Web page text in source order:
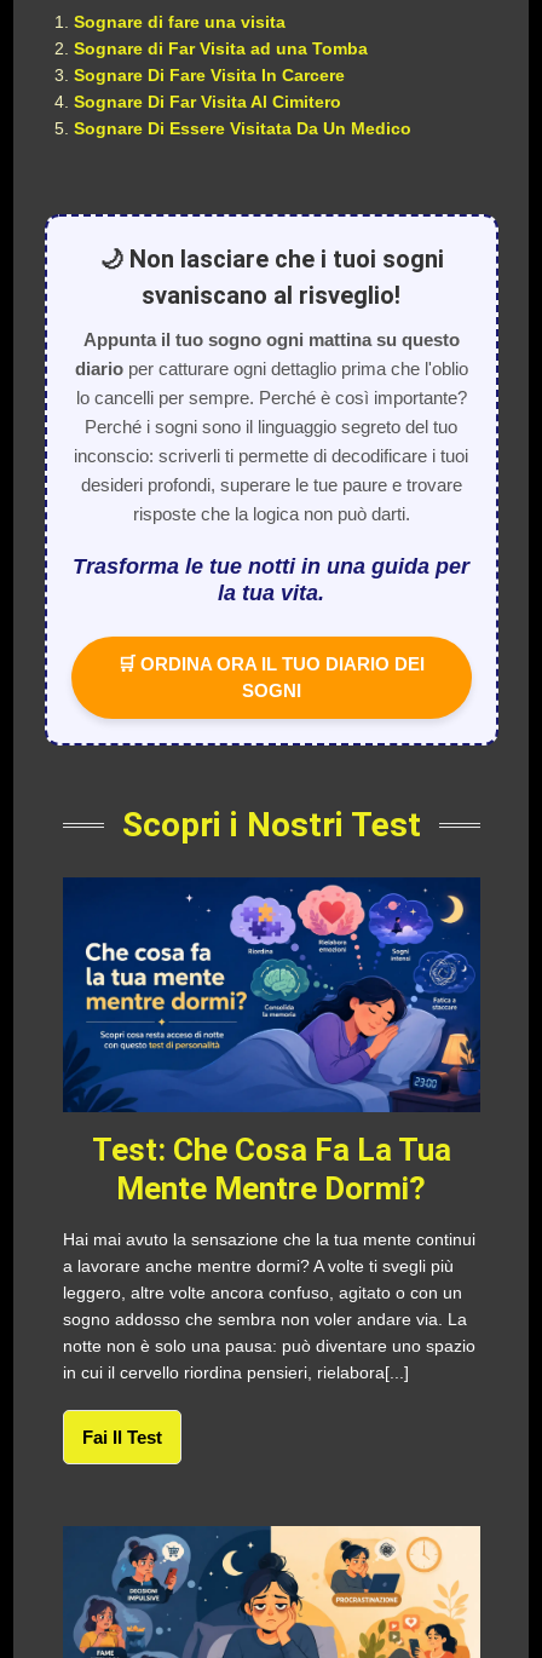
Sognare di fare una visita
Sognare di Far Visita ad una Tomba
Sognare Di Fare Visita In Carcere
Sognare Di Far Visita Al Cimitero
Sognare Di Essere Visitata Da Un Medico
🌙 Non lasciare che i tuoi sogni
svaniscano al risveglio!
Appunta il tuo sogno ogni mattina su questo
diarioper catturare ogni dettaglio prima che l'oblio
lo cancelli per sempre. Perché è così importante?
Perché i sogni sono il linguaggio segreto del tuo
inconscio: scriverli ti permette di decodificare i tuoi
desideri profondi, superare le tue paure e trovare
risposte che la logica non può darti.
Trasforma le tue notti in una guida per
la tua vita.
🛒 ORDINA ORA IL TUO DIARIO DEI
SOGNI
Scopri i Nostri Test
Test: Che Cosa Fa La Tua
Mente Mentre Dormi?
Hai mai avuto la sensazione che la tua mente continui
a lavorare anche mentre dormi? A volte ti svegli più
leggero, altre volte ancora confuso, agitato o con un
sogno addosso che sembra non voler andare via. La
notte non è solo una pausa: può diventare uno spazio
in cui il cervello riordina pensieri, rielabora[...]
Fai Il Test